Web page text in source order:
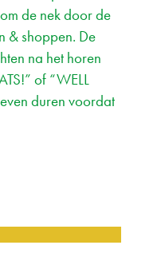
de nek door de
& shoppen. De
na het horen
of “WELL
duren voordat